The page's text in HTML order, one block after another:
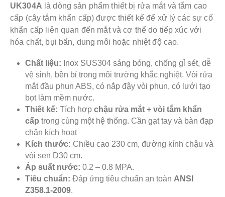
UK304A là dòng sản phẩm thiết bị rửa mắt và tắm cao
cấp (cây tắm khẩn cấp) được thiết kế để xử lý các sự cố
khẩn cấp liên quan đến mắt và cơ thể do tiếp xúc với
hóa chất, bụi bẩn, dung môi hoặc nhiệt độ cao.
Chất liệu: Inox SUS304 sáng bóng, chống gỉ sét, dễ
vệ sinh, bền bỉ trong môi trường khắc nghiệt. Vòi rửa
mắt đầu phun ABS, có nắp đậy vòi phun, có lưới tạo
bọt làm mềm nước.
Thiết kế: Tích hợp chậu rửa mắt + vòi tắm khẩn
cấp trong cùng một hệ thống. Cần gạt tay và bàn đạp
chân kích hoạt
Kích thước: Chiều cao 230 cm, đường kính chậu và
vòi sen D30 cm.
Áp suất nước: 0.2 – 0.8 MPA.
Tiêu chuẩn: Đáp ứng tiêu chuẩn an toàn ANSI
Z358.1-2009.